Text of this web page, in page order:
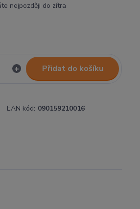
nejpozději do zítra
Přidat do košíku
EAN kód: 090159210016